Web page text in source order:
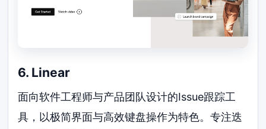
6. Linear
面向软件工程师与产品团队设计的Issue跟踪工
具，以极简界面与高效键盘操作为特色。专注迭